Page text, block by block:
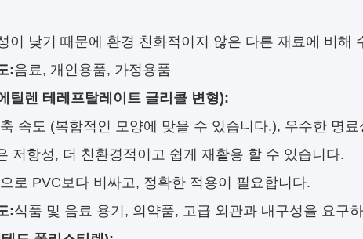
이 낮기 때문에 환경 친화적이지 않은 다른 재료에 비해
:음료, 개인용품, 가정용품
틸렌 테레프탈레이트 글리콜 변형):
속도 (복합적인 모양에 맞을 수 있습니다.), 우수한 명
저항성, 더 친환경적이고 쉽게 재활용 할 수 있습니다.
로 PVC보다 비싸고, 정확한 적용이 필요합니다.
:식품 및 음료 용기, 의약품, 고급 외관과 내구성을 요구